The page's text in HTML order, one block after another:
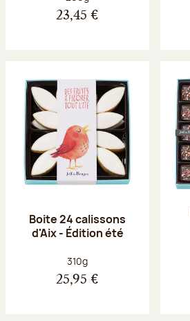
23,45 €
Boite 24 calissons
d'Aix - Édition été
Poids net :
310g
25,95 €